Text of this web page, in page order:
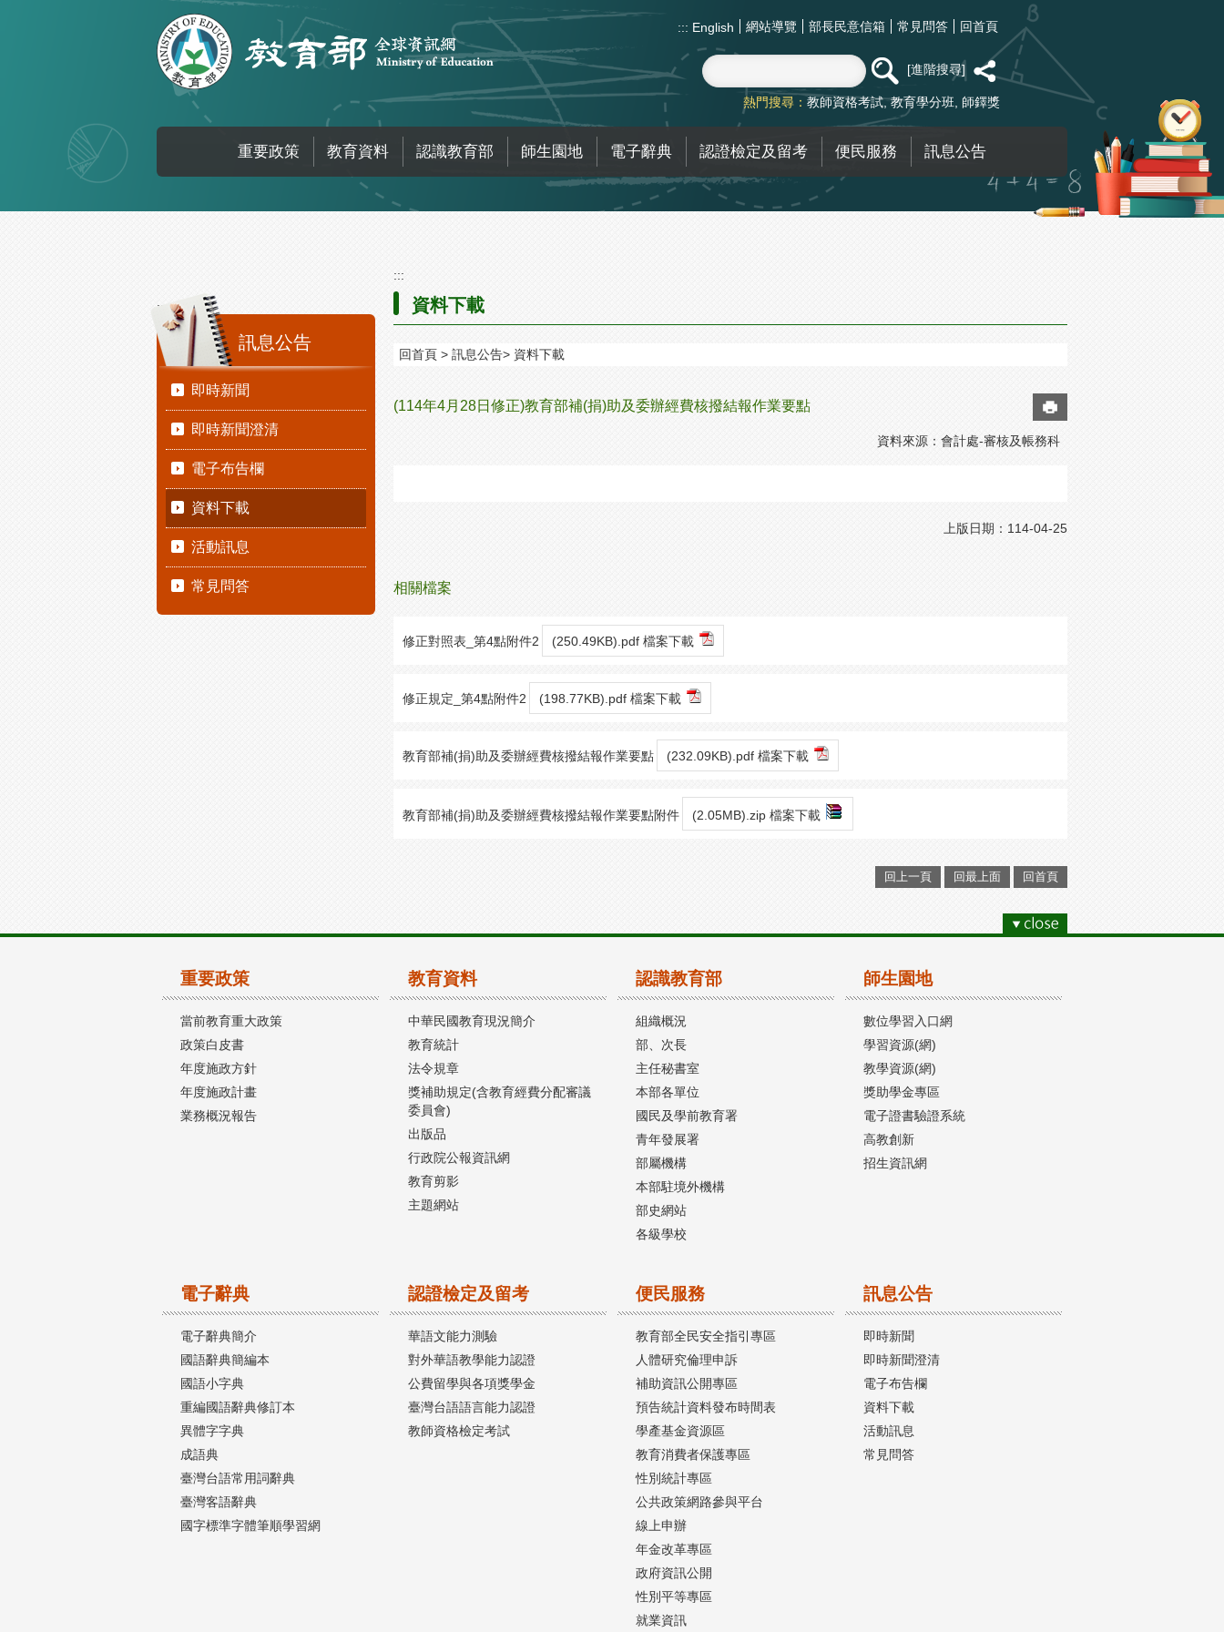
::: English 網站導覽 部長民意信箱 常見問答 回首頁
進階搜尋
熱門搜尋： 教師資格考試 教育學分班 師鐸獎
重要政策 教育資料 認識教育部 師生園地 電子辭典 認證檢定及留考 便民服務 訊息公告
:::
訊息公告
即時新聞
即時新聞澄清
電子布告欄
資料下載
活動訊息
常見問答
:::
資料下載
回首頁 訊息公告 資料下載
(114年4月28日修正)教育部補(捐)助及委辦經費核撥結報作業要點
資料來源：會計處-審核及帳務科
上版日期：114-04-25
相關檔案
修正對照表_第4點附件2 (250.49KB).pdf 檔案下載
修正規定_第4點附件2 (198.77KB).pdf 檔案下載
教育部補(捐)助及委辦經費核撥結報作業要點 (232.09KB).pdf 檔案下載
教育部補(捐)助及委辦經費核撥結報作業要點附件 (2.05MB).zip 檔案下載
回上一頁 回最上面 回首頁
重要政策
當前教育重大政策
政策白皮書
年度施政方針
年度施政計畫
業務概況報告
教育資料
中華民國教育現況簡介
教育統計
法令規章
獎補助規定(含教育經費分配審議
委員會)
出版品
行政院公報資訊網
教育剪影
主題網站
認識教育部
組織概況
部、次長
主任秘書室
本部各單位
國民及學前教育署
青年發展署
部屬機構
本部駐境外機構
部史網站
各級學校
師生園地
數位學習入口網
學習資源(網)
教學資源(網)
獎助學金專區
電子證書驗證系統
高教創新
招生資訊網
電子辭典
電子辭典簡介
國語辭典簡編本
國語小字典
重編國語辭典修訂本
異體字字典
成語典
臺灣台語常用詞辭典
臺灣客語辭典
國字標準字體筆順學習網
認證檢定及留考
華語文能力測驗
對外華語教學能力認證
公費留學與各項獎學金
臺灣台語語言能力認證
教師資格檢定考試
便民服務
教育部全民安全指引專區
人體研究倫理申訴
補助資訊公開專區
預告統計資料發布時間表
學產基金資源區
教育消費者保護專區
性別統計專區
公共政策網路參與平台
線上申辦
年金改革專區
政府資訊公開
性別平等專區
就業資訊
訊息公告
即時新聞
即時新聞澄清
電子布告欄
資料下載
活動訊息
常見問答